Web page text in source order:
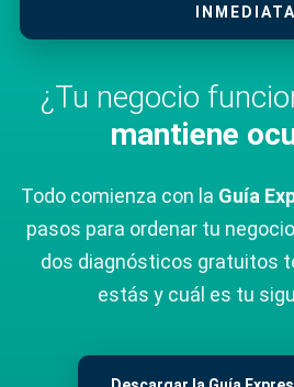
INMEDIATA
¿Tu negocio
mantiene
Todo comienza con la Guía
pasos para ordenar tu negocio
dos diagnósticos gratuitos
estás y cuál es tu